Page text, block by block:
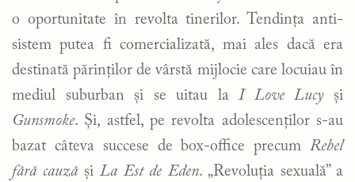
o oportunitate în revolta tinerilor. Tendința anti-
sistem putea fi comercializată, mai ales dacă era
destinată părinților de vârstă mijlocie care locuiau în
mediul suburban și se uitau laI Love Lucyși
Gunsmoke. Și, astfel, pe revolta adolescenților s-au
bazat câteva succese de box-office precum Rebel
fără cauzăși La Est de Eden. „Revoluția sexuală” a